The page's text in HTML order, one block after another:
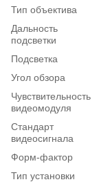
Тип объектива
Дальность
подсветки
Подсветка
Угол обзора
Чувствительность
видеомодуля
Стандарт
видеосигнала
Форм-фактор
Тип установки